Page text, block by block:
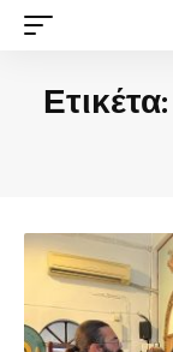
Ετικέτα: